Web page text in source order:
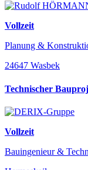
Vollzeit
Planung &
24647 Wasbek
Technischer
Vollzeit
Bauingenieur &